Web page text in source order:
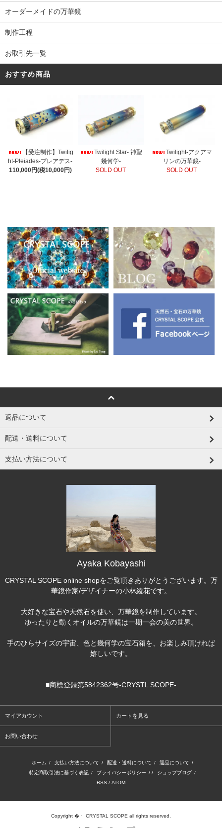
オーダーメイドの万華鏡
制作工程
お取引先一覧
おすすめ商品
【受注制作】Twilig
ht-Pleiades-プレアデス-
110,000円(税10,000円)
Twilight Star- 神聖
幾何学-
SOLD OUT
Twilight-アクアマ
リンの万華鏡-
SOLD OUT
返品について
配送・送料について
支払い方法について
Ayaka Kobayashi
CRYSTAL SCOPE online shopをご覧頂きありがとうございます。万
華鏡作家/デザイナーの小林綾花です。
大好きな宝石や天然石を使い、万華鏡を制作しています。
ゆったりと動くオイルの万華鏡は一期一会の美の世界。
手のひらサイズの宇宙、色と幾何学の宝石箱を、お楽しみ頂ければ
嬉しいです。
■商標登録第5842362号-CRYSTL SCOPE-
マイアカウント カートを見る
お問い合わせ
ホーム / 支払い方法について / 配送・送料について / 返品について /
特定商取引法に基づく表記 / プライバシーポリシー / / ショップブログ /
RSS / ATOM
Copyright �・ CRYSTAL SCOPE all rights reserved.